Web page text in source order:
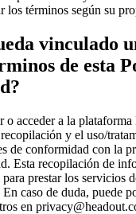
los términos según su
vinculado
de esta
o acceder a la plataforma
y el uso/
de conformidad con la
Esta recopilación de
para prestar los servicios
caso de duda, puede
en